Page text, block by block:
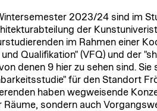
2023/24 sind im
der
im Rahmen einer
Qualifikation" (VFQ) und der
denen 9 hier zu sehen sind. Sie
für den Standort
haben wegweisende
sondern auch